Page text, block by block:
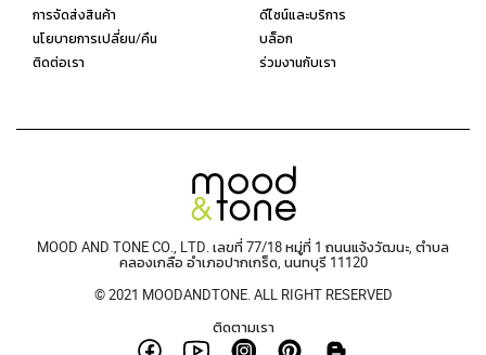
การจัดส่งสินค้า
นโยบายการเปลี่ยน/คืน
ติดต่อเรา
ดีไซน์และบริการ
บล็อก
ร่วมงานกับเรา
MOOD AND TONE CO., LTD. เลขที่ 77/18 หมู่ที่ 1 ถนนแจ้งวัฒนะ, ตำบล
คลองเกลือ อำเภอปากเกร็ด, นนทบุรี 11120
© 2021 MOODANDTONE. ALL RIGHT RESERVED
ติดตามเรา